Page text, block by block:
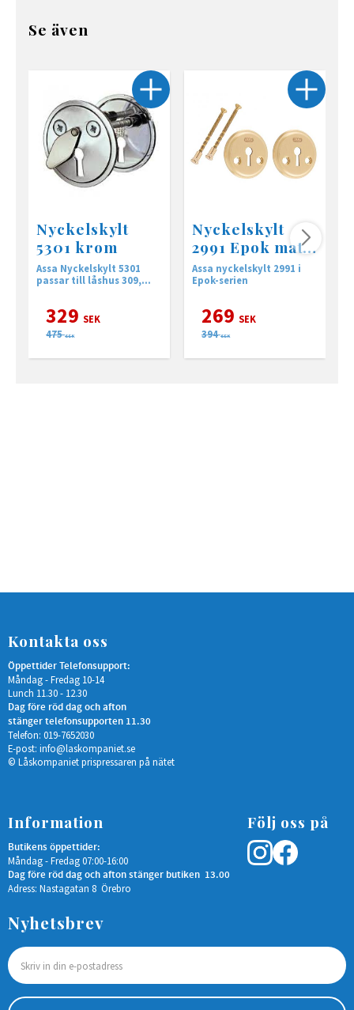
Se även
Nyckelskylt
5301 krom
Assa Nyckelskylt 5301
passar till låshus 309,
329 SEK
475 SEK
Nyckelskylt
2991 Epok matt
mäss
Assa nyckelskylt 2991 i
Epok-serien
269 SEK
394 SEK
Kontakta oss
Öppettider Telefonsupport:
Måndag - Fredag 10-14
Lunch 11.30 - 12.30
Dag före röd dag och afton
stänger telefonsupporten 11.30
Telefon: 019-7652030
E-post: info@laskompaniet.se
© Låskompaniet prispressaren på nätet
Information
Butikens öppettider:
Måndag - Fredag 07:00-16:00
Dag före röd dag och afton stänger butiken 13.00
Adress: Nastagatan 8 Örebro
Följ oss på
Nyhetsbrev